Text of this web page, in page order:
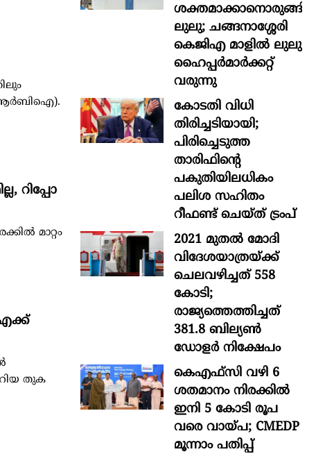
(ആർബിഐ).
റിപ്പോ
മാറ്റം
തുക
ശക്തമാക്കാനൊരുങ്ങി
ലുലു; ചങ്ങനാശ്ശേരി
കെജിഎ മാളിൽ ലുലു
ഹൈപ്പർമാർക്കറ്റ്
വരുന്നു
കോടതി വിധി
തിരിച്ചടിയായി;
പിരിച്ചെടുത്ത
താരിഫിന്‍റെ
പകുതിയിലധികം
പലിശ സഹിതം
റീഫണ്ട് ചെയ്ത് ട്രംപ്
2021 മുതൽ മോദി
വിദേശയാത്രയ്ക്ക്
ചെലവഴിച്ചത് 558
കോടി;
രാജ്യത്തെത്തിച്ചത്
381.8 ബില്യൺ
ഡോളർ നിക്ഷേപം
കെഎഫ്സി വഴി 6
ശതമാനം നിരക്കിൽ
ഇനി 5 കോടി രൂപ
വരെ വായ്പ; CMEDP
മൂന്നാം പതിപ്പ്